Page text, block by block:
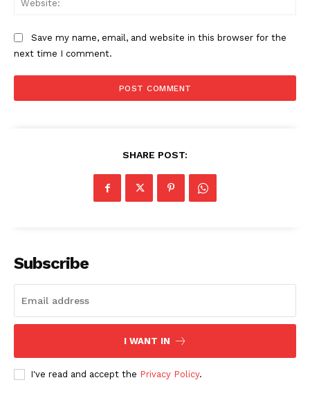
Save my name, email, and website in this browser for the
next time I comment.
SHARE POST:
Subscribe
I WANT IN
I've read and accept the Privacy Policy.